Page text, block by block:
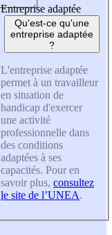
Entreprise adaptée
Qu'est-ce qu'une
entreprise adaptée
?
L'entreprise adaptée
permet à un travailleur
en situation de
handicap d'exercer
une activité
professionnelle dans
des conditions
adaptées à ses
capacités. Pour en
savoir plus, consultez
le site de l’UNEA.